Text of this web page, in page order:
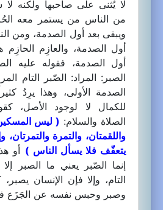
لا يُثنى على صاحبها ولكنه
من الناس من يستمر معه
ويبقى بعد أول الصدمة، ومن
أول الصدمة، والعازِم
أول الصدمة، فقوله عليه
الصبر: المراد: الصّبر التام
الصدمة الأولى، وهذا يرِدُ
للكمال لا لوجود الأصل،
الصلاة والسلام: ( ليس
واللقمتان، والتمرة
يتعفّف فلا يسأل الناس ) أو
إنما الصّبر يعني ما الصبر إلا
التام، وإلا فإن الإنسان
وصبر وحبس نفسه عن الجَزَع